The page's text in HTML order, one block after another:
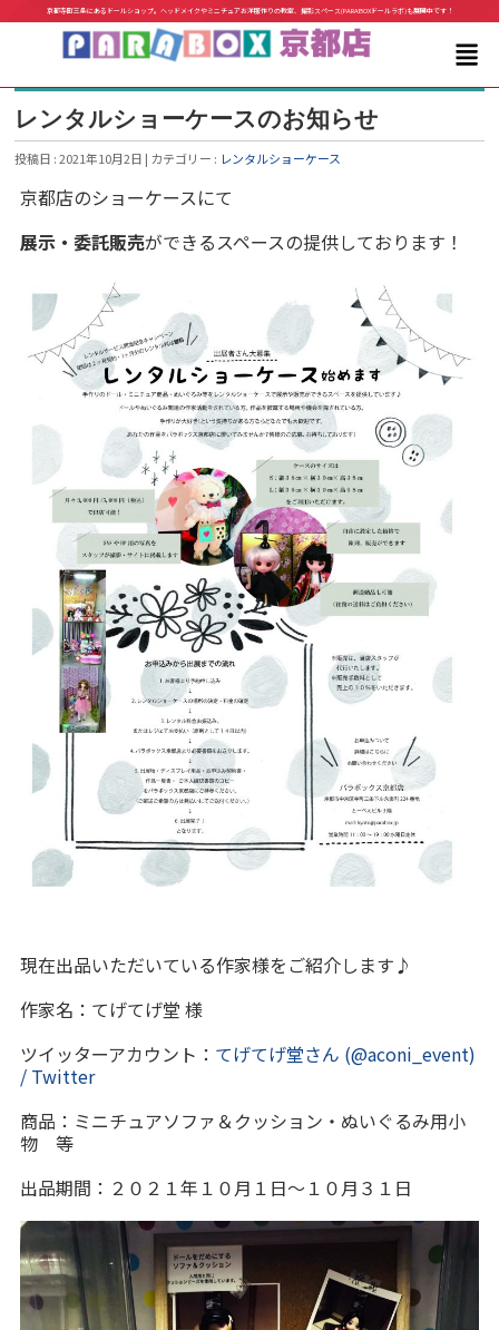
京都寺町三条にあるドールショップ。ヘッドメイクやミニチュアお洋服作りの教室、撮影スペース(PARABOXドールラボ)も展開中です！
レンタルショーケースのお知らせ
投稿日 : 2021年10月2日 | カテゴリー : レンタルショーケース
京都店のショーケースにて
展示・委託販売ができるスペースの提供しております！
現在出品いただいている作家様をご紹介します♪
作家名：てげてげ堂 様
ツイッターアカウント： てげてげ堂さん (@aconi_event)
/ Twitter
商品：ミニチュアソファ＆クッション・ぬいぐるみ用小
物 等
出品期間：２０２１年１０月１日～１０月３１日